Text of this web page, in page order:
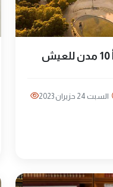
السبت 24 حزيران 2023